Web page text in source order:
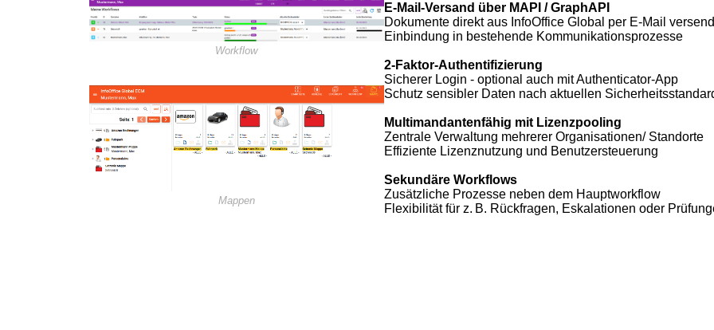
Workflow
Mappen
E-Mail-Versand über MAPI / GraphAPI
Dokumente direkt aus InfoOffice Global per E-Mail
Einbindung in bestehende Kommunikationsprozesse
2-Faktor-Authentifizierung
Sicherer Login - optional auch mit Authenticator-App
Schutz sensibler Daten nach aktuellen
Multimandantenfähig mit Lizenzpooling
Zentrale Verwaltung mehrerer Organisationen/ Standorte
Effiziente Lizenznutzung und Benutzersteuerung
Sekundäre Workflows
Zusätzliche Prozesse neben dem Hauptworkflow
Flexibilität für z. B. Rückfragen, Eskalationen oder